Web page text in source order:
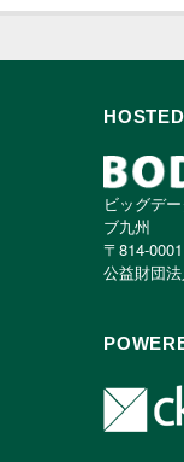
ビッグデ
ブ九州
〒814-
公益財団